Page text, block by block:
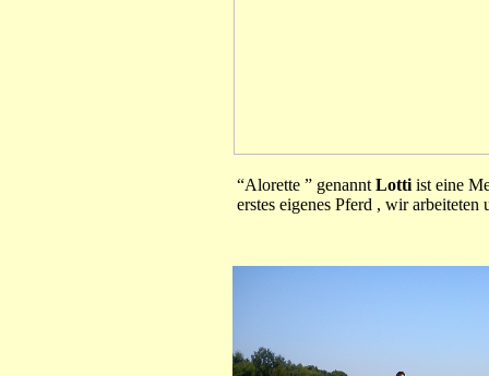
“Alorette ” genannt Lotti ist eine
erstes eigenes Pferd , wir